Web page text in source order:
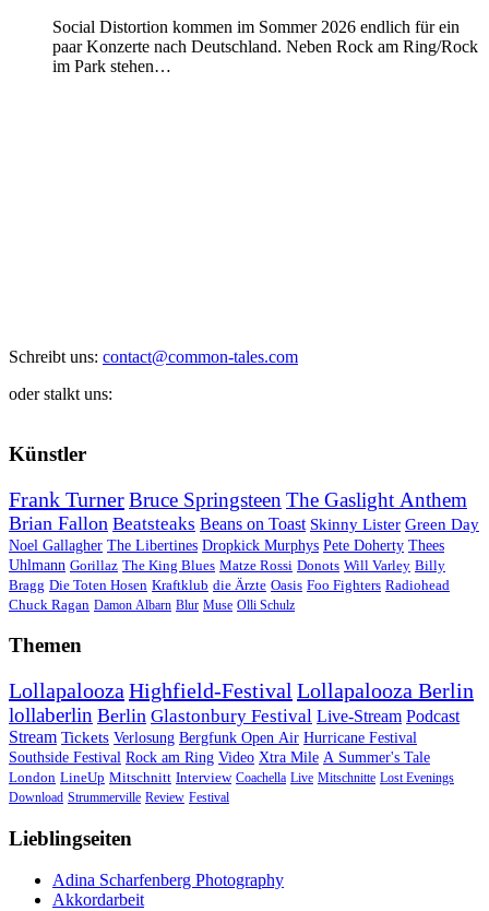
Social Distortion kommen im Sommer 2026 endlich für ein
paar Konzerte nach Deutschland. Neben Rock am Ring/Rock
im Park stehen…
Schreibt uns: contact@common-tales.com
oder stalkt uns:
Künstler
Frank TurnerBruce Springsteen The Gaslight Anthem
Brian Fallon Beatsteaks Beans on Toast Skinny Lister Green Day
Noel Gallagher The Libertines Dropkick Murphys Pete Doherty Thees
Uhlmann Gorillaz The King Blues Matze Rossi Donots Will Varley Billy
Bragg Die Toten Hosen Kraftklub die Ärzte Oasis Foo Fighters Radiohead
Chuck Ragan Damon Albarn Blur Muse Olli Schulz
Themen
Lollapalooza Highfield-Festival Lollapalooza Berlin
lollaberlin Berlin Glastonbury Festival Live-Stream Podcast
Stream Tickets Verlosung Bergfunk Open Air Hurricane Festival
Southside Festival Rock am Ring Video Xtra Mile A Summer's Tale
London LineUp Mitschnitt Interview Coachella Live Mitschnitte Lost Evenings
Download Strummerville Review Festival
Lieblingseiten
Adina Scharfenberg Photography
Akkordarbeit